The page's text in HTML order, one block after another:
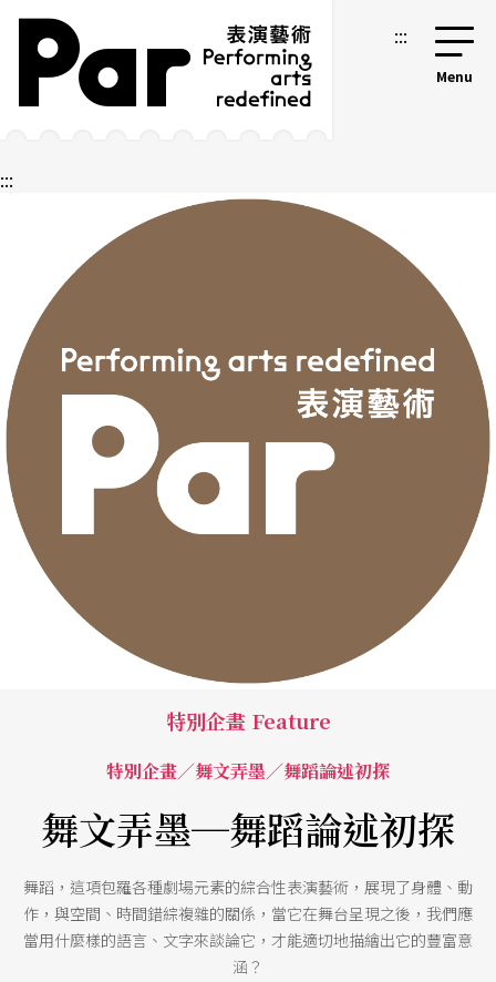
跳到主要內容區塊
網站導覽 :::
:::
特別企畫 Feature
特別企畫／舞文弄墨／舞蹈論述初探
舞文弄墨─舞蹈論述初探
舞蹈，這項包羅各種劇場元素的綜合性表演藝術，展現了身體、動
作，與空間、時間錯綜複雜的關係，當它在舞台呈現之後，我們應
當用什麼樣的語言、文字來談論它，才能適切地描繪出它的豐富意
涵？